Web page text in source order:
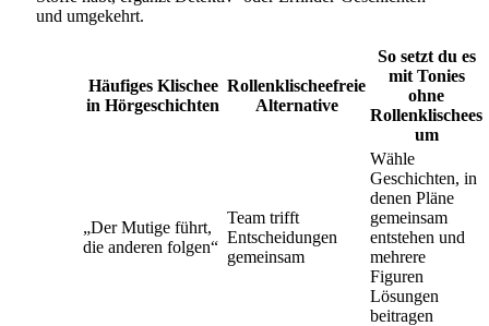
und umgekehrt.
Häufiges Klischee
in Hörgeschichten
Rollenklischeefreie
Alternative
So setzt du es
mit Tonies
ohne
Rollenklischees
um
„Der Mutige führt,
die anderen folgen“
Team trifft
Entscheidungen
gemeinsam
Wähle
Geschichten, in
denen Pläne
gemeinsam
entstehen und
mehrere
Figuren
Lösungen
beitragen